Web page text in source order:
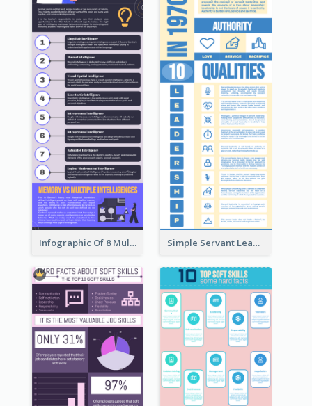
Infographic Of 8 Multiple Intelligences You Need To Know Simple Servant Leadership Infographic Design Idea